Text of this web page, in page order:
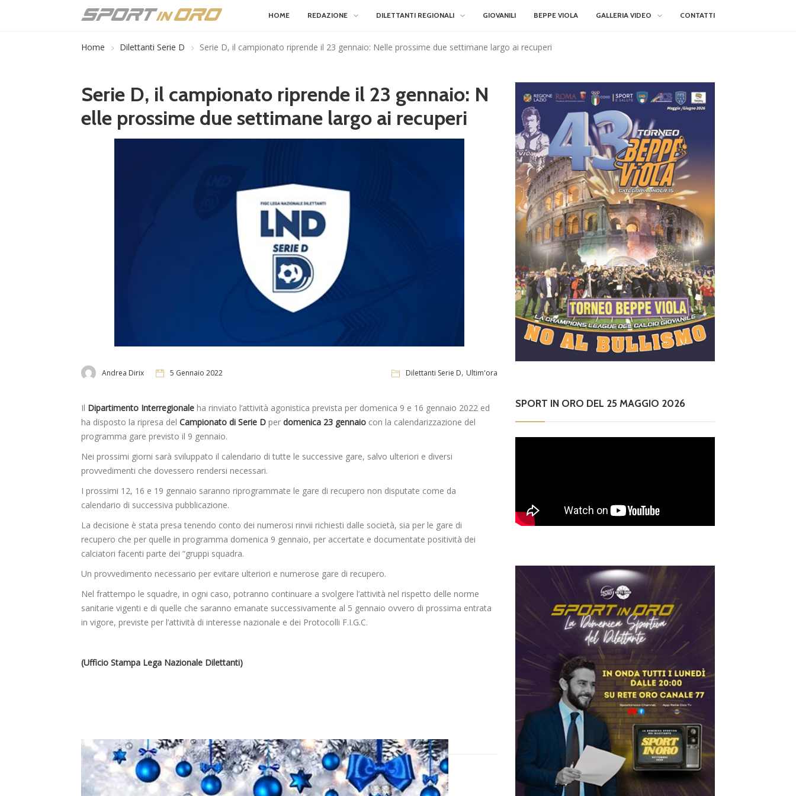
HOME REDAZIONE DILETTANTI REGIONALI GIOVANILI BEPPE VIOLA GALLERIA VIDEO CONTATTI
Home Dilettanti Serie D Serie D, il campionato riprende il 23 gennaio: Nelle prossime due settimane largo ai recuperi
Serie D, il campionato riprende il 23 gennaio: N
elle prossime due settimane largo ai recuperi
Andrea Dirix 5 Gennaio 2022 Dilettanti Serie D, Ultim'ora
Il Dipartimento Interregionale ha rinviato l’attività agonistica prevista per domenica 9 e 16 gennaio 2022 ed
ha disposto la ripresa del Campionato di Serie D per domenica 23 gennaio con la calendarizzazione del
programma gare previsto il 9 gennaio.
Nei prossimi giorni sarà sviluppato il calendario di tutte le successive gare, salvo ulteriori e diversi
provvedimenti che dovessero rendersi necessari.
I prossimi 12, 16 e 19 gennaio saranno riprogrammate le gare di recupero non disputate come da
calendario di successiva pubblicazione.
La decisione è stata presa tenendo conto dei numerosi rinvii richiesti dalle società, sia per le gare di
recupero che per quelle in programma domenica 9 gennaio, per accertate e documentate positività dei
calciatori facenti parte dei “gruppi squadra.
Un provvedimento necessario per evitare ulteriori e numerose gare di recupero.
Nel frattempo le squadre, in ogni caso, potranno continuare a svolgere l’attività nel rispetto delle norme
sanitarie vigenti e di quelle che saranno emanate successivamente al 5 gennaio ovvero di prossima entrata
in vigore, previste per l’attività di interesse nazionale e dei Protocolli F.I.G.C.
(Ufficio Stampa Lega Nazionale Dilettanti)
SPORT IN ORO DEL 25 MAGGIO 2026